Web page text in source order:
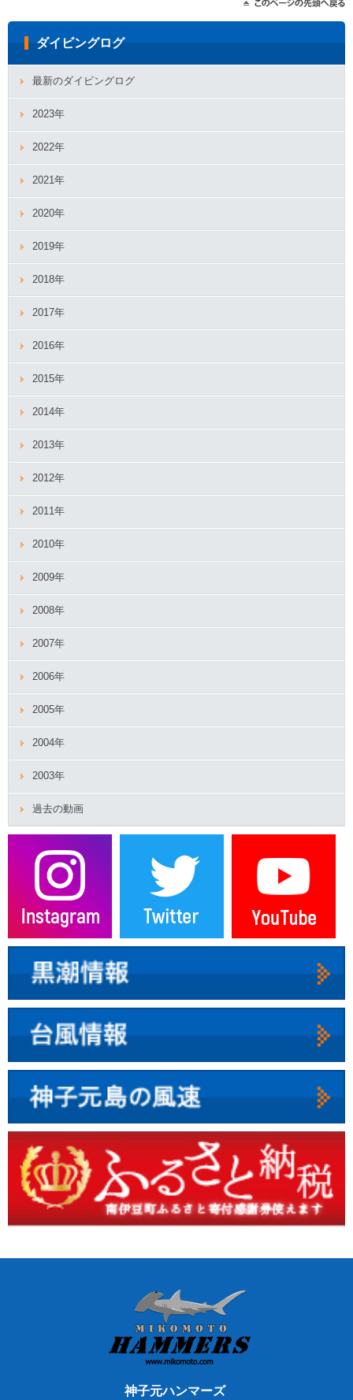
ダイビングログ
最新のダイビングログ
2023年
2022年
2021年
2020年
2019年
2018年
2017年
2016年
2015年
2014年
2013年
2012年
2011年
2010年
2009年
2008年
2007年
2006年
2005年
2004年
2003年
過去の動画
神子元ハンマーズ